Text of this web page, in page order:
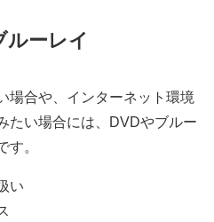
ルーレイ
場合や、インターネット環境
たい場合には、DVDやブルー
す。
い